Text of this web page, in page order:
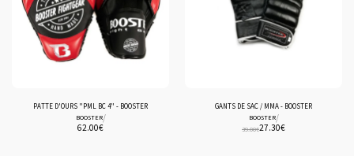
PATTE D'OURS "PML BC 4" - BOOSTER
BOOSTER/
62.00€
GANTS DE SAC / MMA - BOOSTER
BOOSTER/
39.00€27.30€